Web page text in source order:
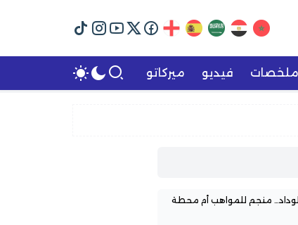
فيديو ميركاتو
منجم للمواهب أم محطة